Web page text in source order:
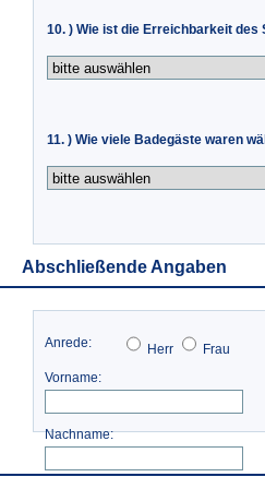
10. ) Wie ist die Erreichbarkeit des
11. ) Wie viele Badegäste waren
Abschließende Angaben
Anrede: Herr
Frau
Vorname:
Nachname: